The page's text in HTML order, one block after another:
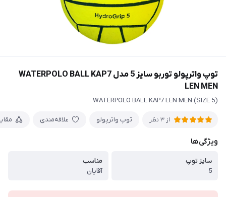
توپ واترپولو توربو سایز 5 مدل WATERPOLO BALL KAP7
LEN MEN
WATERPOLO BALL KAP7 LEN MEN (SIZE 5)
از 3 نظر توپ واترپولو علاقه‌مندی
ویژگی‌ها
سایز توپ
5
مناسب
آقایان